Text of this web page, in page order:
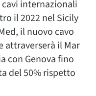
internazionali
il 2022 nel Sicily
il nuovo cavo
il Mar
con Genova fino
del 50% rispetto